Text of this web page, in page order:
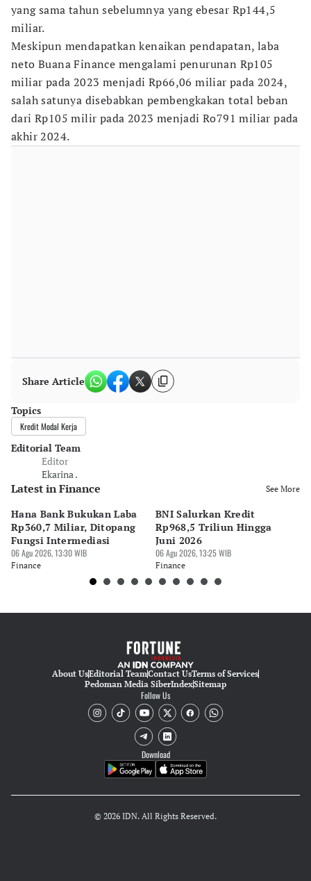
yang sama tahun sebelumnya yang ebesar Rp144,5
miliar.
Meskipun mendapatkan kenaikan pendapatan, laba
neto Buana Finance mengalami penurunan Rp105
miliar pada 2023 menjadi Rp66,06 miliar pada 2024,
salah satunya disebabkan pembengkakan total beban
dari Rp105 milir pada 2023 menjadi Ro791 miliar pada
akhir 2024.
Share Article
Topics
Kredit Modal Kerja
Editorial Team
Editor
Ekarina .
Latest in Finance See More
Hana Bank Bukukan Laba
Rp360,7 Miliar, Ditopang
Fungsi Intermediasi
06 Agu 2026, 13:30 WIB
Finance
BNI Salurkan Kredit
Rp968,5 Triliun Hingga
Juni 2026
06 Agu 2026, 13:25 WIB
Finance
About UsEditorial TeamContact UsTerms of Services
Pedoman Media SiberIndexSitemap
Follow Us
Download
© 2026 IDN. All Rights Reserved.